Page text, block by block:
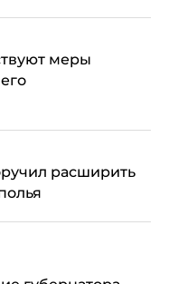
меры
расширить